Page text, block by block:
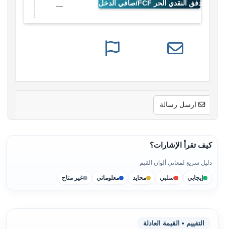
—
ارسل رسالة
كيف تقرأ الإشارات؟
دليل سريع لمعاني ألوان القيم
إيجابي سلبي محايد معلوماتي غير متاح
التقييم • القيمة العادلة